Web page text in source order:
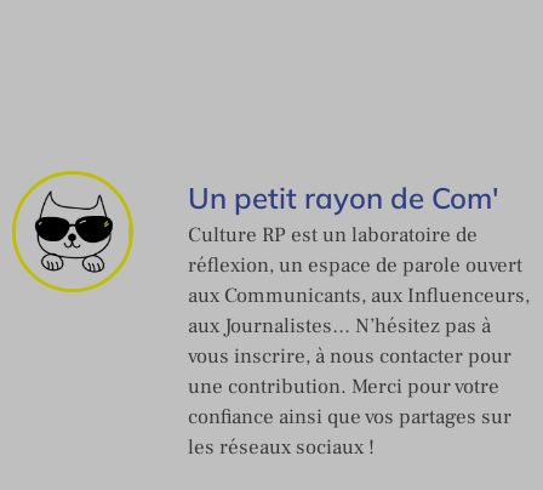
Un petit rayon de Com'
Culture RP est un laboratoire de
réflexion, un espace de parole ouvert
aux Communicants, aux Influenceurs,
aux Journalistes… N’hésitez pas à
vous inscrire, à nous contacter pour
une contribution. Merci pour votre
confiance ainsi que vos partages sur
les réseaux sociaux !